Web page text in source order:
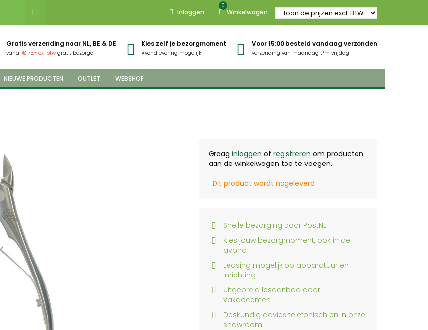
Inloggen
0
Winkelwagen
Gratis verzending naar NL, BE & DE
vanaf€ 75,- ex. btw gratis bezorgd
Kies zelf je bezorgmoment
Avondlevering mogelijk
Voor 15:00 besteld vandaag verzonden
verzending van maandag t/m vrijdag
NIEUWE PRODUCTEN OUTLET WEBSHOP
Graag inloggen of registreren om producten
aan de winkelwagen toe te voegen.
Dit product wordt nageleverd
Snelle bezorging door PostNL
Kies jouw bezorgmoment, ook in de
avond
Leasing mogelijk op apparatuur en
inrichting
Uitgebreid lesaanbod door
vakdocenten
Deskundig advies telefonisch en in onze
showroom